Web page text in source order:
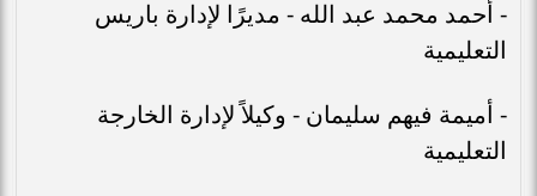
- أحمد محمد عبد الله - مديرًا لإدارة باريس
التعليمية
- أميمة فيهم سليمان - وكيلاً لإدارة الخارجة
التعليمية